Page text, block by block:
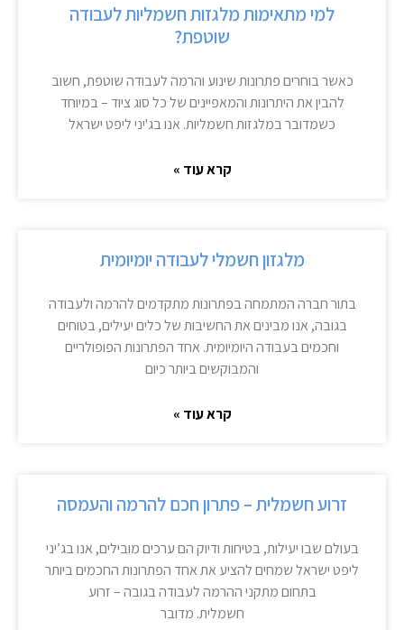
למי מתאימות מלגזות חשמליות לעבודה
שוטפת?
כאשר בוחרים פתרונות שינוע והרמה לעבודה שוטפת, חשוב
להבין את היתרונות והמאפיינים של כל סוג ציוד – במיוחד
כשמדובר במלגזות חשמליות. אנו בג'יני ליפט ישראל
קרא עוד »
מלגזון חשמלי לעבודה יומיומית
בתור חברה המתמחה בפתרונות מתקדמים להרמה ולעבודה
בגובה, אנו מבינים את החשיבות של כלים יעילים, בטוחים
וחכמים בעבודה היומיומית. אחד הפתרונות הפופולריים
והמבוקשים ביותר כיום
קרא עוד »
זרוע חשמלית – פתרון חכם להרמה והעמסה
בעולם שבו יעילות, בטיחות ודיוק הם ערכים מובילים, אנו בג’יני
ליפט ישראל שמחים להציע את אחד הפתרונות החכמים ביותר
בתחום מתקני ההרמה לעבודה בגובה – זרוע
חשמלית. מדובר